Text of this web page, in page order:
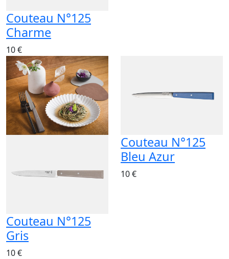
Couteau N°125
Charme
10 €
Couteau N°125
Gris
10 €
Couteau N°125
Bleu Azur
10 €